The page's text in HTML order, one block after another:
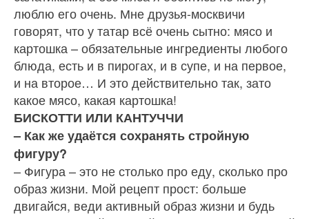
люблю его очень. Мне дру­зья-москвичи
говорят, что у татар всё очень сытно: мясо и
картошка – обязательные ин­гредиенты любого
блюда, есть и в пирогах, и в супе, и на первое,
и на второе… И это действительно так, зато
какое мясо, какая картошка!
БИСКОТТИ ИЛИ КАНТУЧЧИ
– Как же удаётся сохранять строй­ную
фигуру?
– Фигура – это не столько про еду, сколько про
образ жизни. Мой рецепт прост: больше
двигайся, веди актив­ный образ жизни и будь